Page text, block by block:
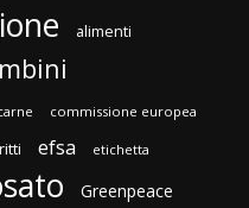
alimenti
commissione europea
efsa etichetta
Greenpeace